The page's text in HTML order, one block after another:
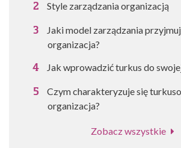
Style zarządzania organizacją
Jaki model zarządzania
organizacja?
Jak wprowadzić turkus do
Czym charakteryzuje się
organizacja?
Zobacz wszystkie